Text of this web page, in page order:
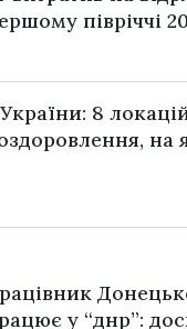
півріччі
8
на
у “днр”: